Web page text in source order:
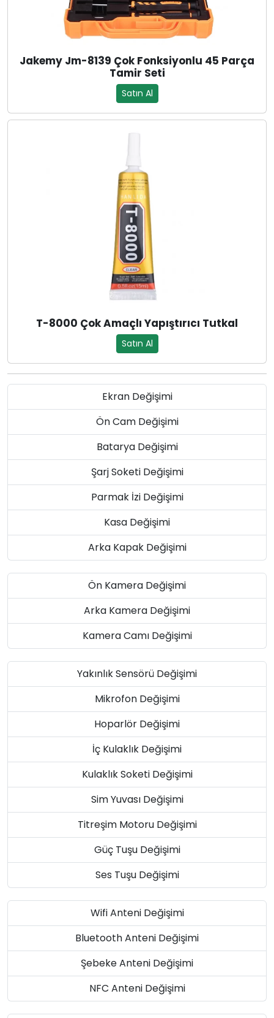
Jakemy Jm-8139 Çok Fonksiyonlu 45 Parça
Tamir Seti
Satın Al
T-8000 Çok Amaçlı Yapıştırıcı Tutkal
Satın Al
Ekran Değişimi
Ön Cam Değişimi
Batarya Değişimi
Şarj Soketi Değişimi
Parmak İzi Değişimi
Kasa Değişimi
Arka Kapak Değişimi
Ön Kamera Değişimi
Arka Kamera Değişimi
Kamera Camı Değişimi
Yakınlık Sensörü Değişimi
Mikrofon Değişimi
Hoparlör Değişimi
İç Kulaklık Değişimi
Kulaklık Soketi Değişimi
Sim Yuvası Değişimi
Titreşim Motoru Değişimi
Güç Tuşu Değişimi
Ses Tuşu Değişimi
Wifi Anteni Değişimi
Bluetooth Anteni Değişimi
Şebeke Anteni Değişimi
NFC Anteni Değişimi